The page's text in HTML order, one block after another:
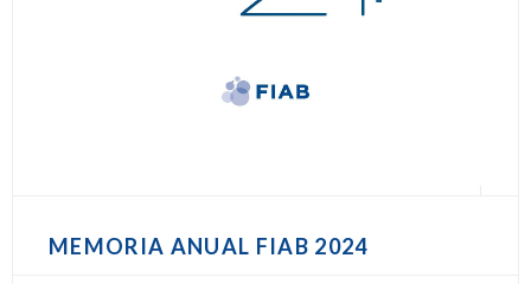
MEMORIA ANUAL FIAB 2024